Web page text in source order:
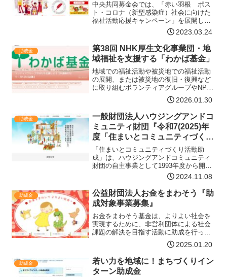
中央共同募金会では、「赤い羽根 ポス
ト・コロナ（新型感染症）社会に向けた
福祉活動応援キャンペーン」を展開して
います。医療的ケア児支援法が２０２１
年9月から施行され、保育所や学校等にお
ける看護師配置が整備されるなど、医療
的ケア児の地域生活を支…【詳細はコチ
ラ】
2023.03.24
助成金
第38回 NHK厚生文化事業団・地
域福祉を支援する「わかば基金」
地域での福祉活動や被災地での福祉活動
の展開、または被災地の復旧・復興など
に取り組むボランティアグループやNPO
を応援します「わかば基金」は、地域に
根ざした福祉活動を展開しているNPOや
ボランティアグループが、活動の幅を広
げるための支援をして…【詳細はコチ
ラ】
2026.01.30
助成金
一般財団法人ハウジングアンドコ
ミュニティ財団『令和7(2025)年
度「住まいとコミュニティづくり
活動助成」』
「住まいとコミュニティづくり活動助
成」は、ハウジングアンドコミュニティ
財団の自主事業として1993年度から開始
したユニークな助成プログラムで、市民
の自発的な住まいづくりやコミュニティ
の創出、そして、地域づくり活動を一貫
して支援してきました。…【詳細はコチ
ラ】
2024.11.08
助成金
公益財団法人お金をまわそう『助
成対象事業募集』
お金をまわそう基金は、よりよい社会を
実現するために、非営利団体による社会
課題の解決を目指す活動に助成を行って
います。助成対象は、NPO法人などの法
人格を持つ非営利団体が実施する公益事
業の活動費です。助成といっても、あら
かじめ決まった財源から…【詳細はコチ
ラ】
2025.01.20
助成金
若い力を地域に！まちづくりイン
ターン助成金